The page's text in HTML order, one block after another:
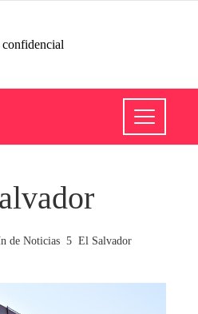
de Noticias El Salvador